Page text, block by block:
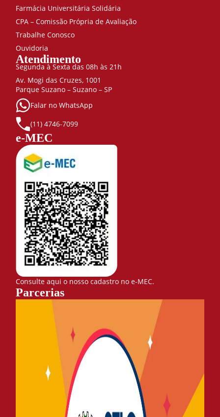
Farmácia Universitária Solidária
CPA – Comissão Própria de Avaliação
Trabalhe Conosco
Ouvidoria
Atendimento
Segunda à Sexta das 08h às 21h
Av. Mogi das Cruzes, 1001
Parque Suzano – Suzano – SP
Falar no WhatsApp
(11) 4746-7099
e-MEC
Consulte aqui o nosso cadastro no e-MEC.
Parcerias